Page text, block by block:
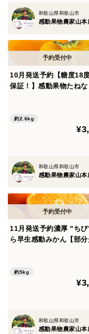
めに、個人農家とし
量選別し、糖度13度
やはり感動果物農家
ないとと考えて導入
また、同じ他農園の
の桃の方が硝酸態窒
ご用意でき次第、順
ていきますので、ど
ます。
見た目は傷桃ではあ
信を持ってお届けで
食事シーン、近しい
るのもいかがでしょう
る方が一人でも増え
けしてまいります。
和歌山県和歌山市
感動果物農家山本
10月発送予約【糖度18
保証！】感動果物たねな
約2.6kg
和歌山県和歌山市
感動果物農家山本
11月発送予約濃厚 "ち
ら早生感動みかん【部分
約5kg
和歌山県和歌山市
感動果物農家山本